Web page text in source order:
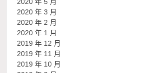
2020 年 3 月
2020 年 2 月
2020 年 1 月
2019 年 12 月
2019 年 11 月
2019 年 10 月